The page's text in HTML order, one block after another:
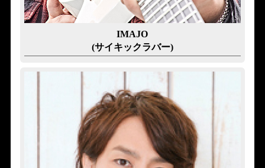
IMAJO
(サイキックラバー)